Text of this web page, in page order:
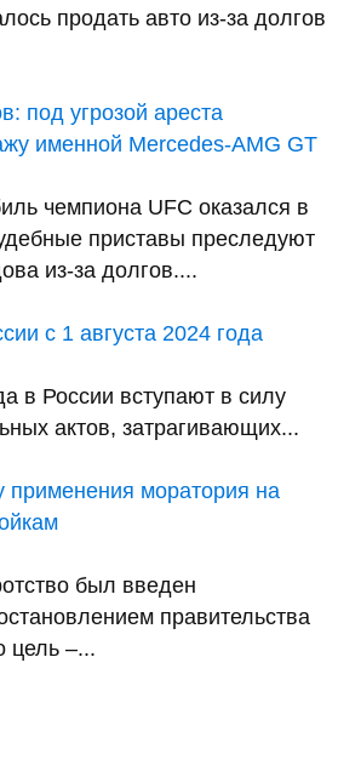
продать авто из-за долгов
под угрозой ареста
именной Mercedes-AMG GT
чемпиона UFC оказался в
приставы преследуют
из-за долгов....
с 1 августа 2024 года
в России вступают в силу
актов, затрагивающих...
моратория на
был введен
правительства
цель –...